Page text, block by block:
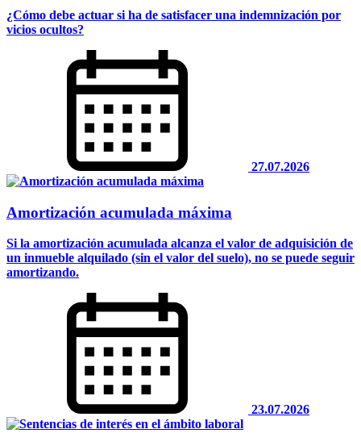
¿Cómo debe actuar si ha de satisfacer una indemnización por
vicios ocultos?
27.07.2026
Amortización acumulada máxima
Si la amortización acumulada alcanza el valor de adquisición de
un inmueble alquilado (sin el valor del suelo), no se puede seguir
amortizando.
23.07.2026